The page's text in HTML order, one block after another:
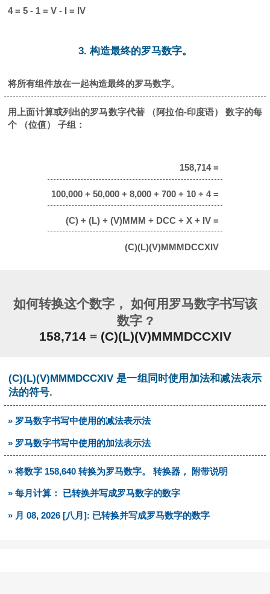
4 = 5 - 1 = V - I = IV
3. 构造最终的罗马数字。
将所有组件放在一起构造最终的罗马数字。
用上面计算或列出的罗马数字代替 （阿拉伯-印度语） 数字的每
个 （位值） 子组：
158,714 =
100,000 + 50,000 + 8,000 + 700 + 10 + 4 =
(C) + (L) + (V)MMM + DCC + X + IV =
(C)(L)(V)MMMDCCXIV
如何转换这个数字， 如何用罗马数字书写该
数字 ?
158,714 = (C)(L)(V)MMMDCCXIV
(C)(L)(V)MMMDCCXIV 是一组同时使用加法和减法表示
法的符号.
» 罗马数字书写中使用的减法表示法
» 罗马数字书写中使用的加法表示法
» 将数字 158,640 转换为罗马数字。 转换器， 附带说明
» 每月计算： 已转换并写成罗马数字的数字
» 月 08, 2026 [八月]: 已转换并写成罗马数字的数字